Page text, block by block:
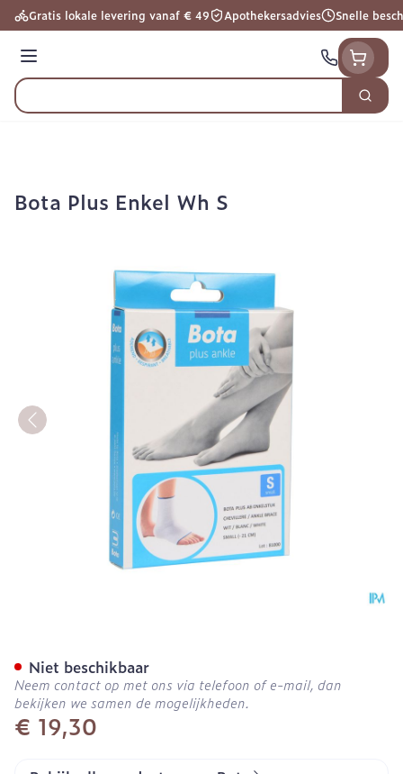
Ga naar de inhoud
Gratis lokale levering vanaf € 49 Apothekersadvies Snelle
Menu
Product, merk, categorie...
Zoek
Bota Plus Enkel Wh S
€ 19,30
Niet beschikbaar
Neem contact op met ons via telefoon of e-mail, dan
bekijken we samen de mogelijkheden.